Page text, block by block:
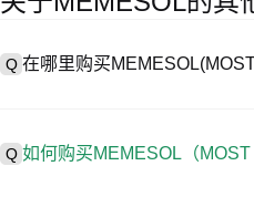
Q 在哪里购买
性和各种交易工具，帮助用户轻
Q 如何购买MEMESOL（